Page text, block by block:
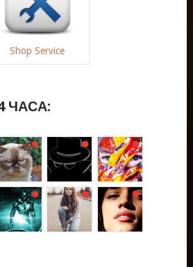
Shop Service
ЧАСА: